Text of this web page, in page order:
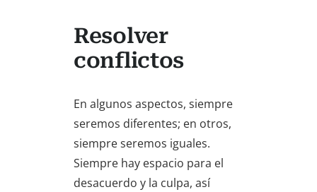
Resolver
conflictos
En algunos aspectos, siempre
seremos diferentes; en otros,
siempre seremos iguales.
Siempre hay espacio para el
desacuerdo y la culpa, así